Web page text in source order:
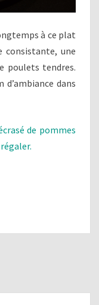
à ce plat
consistante, une
poulets tendres.
dans
de pommes